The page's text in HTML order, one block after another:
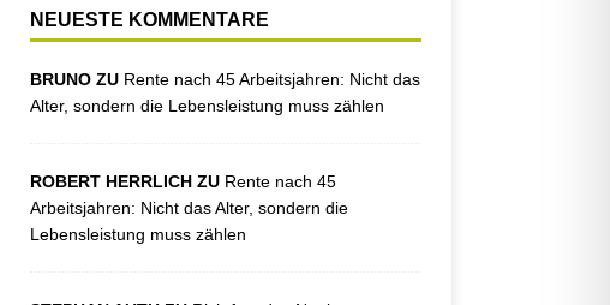
NEUESTE KOMMENTARE
BRUNO ZU Rente nach 45 Arbeitsjahren: Nicht das
Alter, sondern die Lebensleistung muss zählen
ROBERT HERRLICH ZU Rente nach 45
Arbeitsjahren: Nicht das Alter, sondern die
Lebensleistung muss zählen